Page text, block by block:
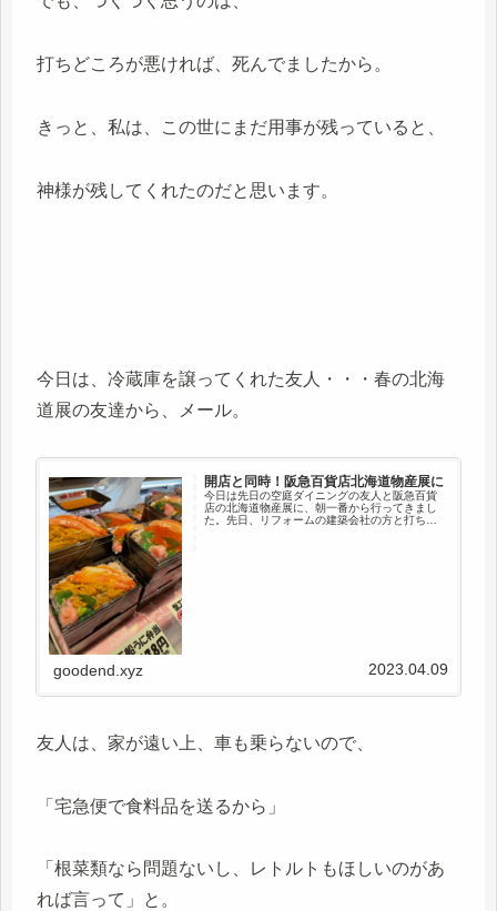
打ちどころが悪ければ、死んでましたから。
きっと、私は、この世にまだ用事が残っていると、
神様が残してくれたのだと思います。
今日は、冷蔵庫を譲ってくれた友人・・・春の北海
道展の友達から、メール。
開店と同時！阪急百貨店北海道物産展に
今日は先日の空庭ダイニングの友人と阪急百貨
店の北海道物産展に、朝一番から行ってきまし
た。先日、リフォームの建築会社の方と打ち合
goodend.xyz 2023.04.09
友人は、家が遠い上、車も乗らないので、
「宅急便で食料品を送るから」
「根菜類なら問題ないし、レトルトもほしいのがあ
れば言って」と。